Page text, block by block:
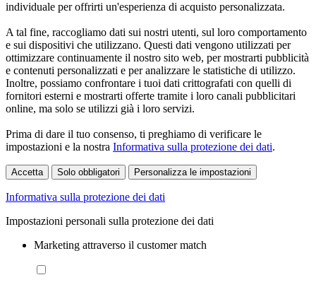
individuale per offrirti un'esperienza di acquisto personalizzata.
A tal fine, raccogliamo dati sui nostri utenti, sul loro comportamento
e sui dispositivi che utilizzano. Questi dati vengono utilizzati per
ottimizzare continuamente il nostro sito web, per mostrarti pubblicità
e contenuti personalizzati e per analizzare le statistiche di utilizzo.
Inoltre, possiamo confrontare i tuoi dati crittografati con quelli di
fornitori esterni e mostrarti offerte tramite i loro canali pubblicitari
online, ma solo se utilizzi già i loro servizi.
Prima di dare il tuo consenso, ti preghiamo di verificare le
impostazioni e la nostra Informativa sulla protezione dei dati.
Accetta Solo obbligatori Personalizza le impostazioni
Informativa sulla protezione dei dati
Impostazioni personali sulla protezione dei dati
Marketing attraverso il customer match